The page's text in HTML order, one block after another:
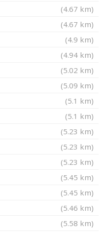
(4.67 km)
(4.67 km)
(4.9 km)
(4.94 km)
(5.02 km)
(5.09 km)
(5.1 km)
(5.1 km)
(5.23 km)
(5.23 km)
(5.23 km)
(5.45 km)
(5.45 km)
(5.46 km)
(5.58 km)